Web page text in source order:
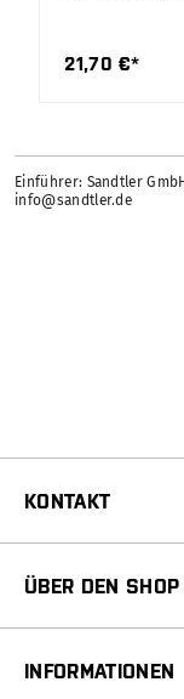
21,70 €*
Einführer: Sandtler
info@sandtler.de
KONTAKT
ÜBER DEN SHOP
INFORMATIONEN